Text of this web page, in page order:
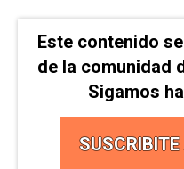
Este contenido
de la comunidad
Sigamos